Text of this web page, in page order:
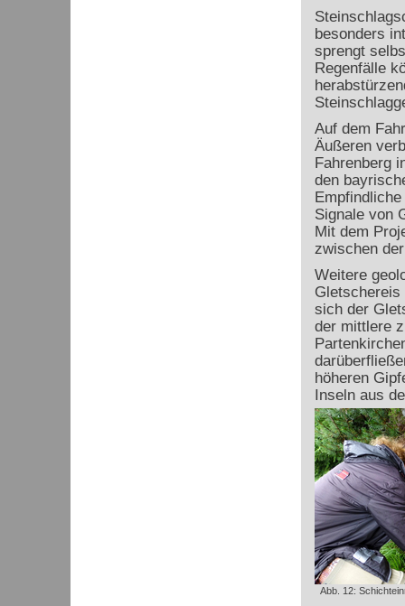
besonders
sprengt
Regenfälle
Auf dem
Äußeren
Fahrenberg
den
Signale von
Mit dem
zwischen
Weitere
sich der
der mittlere
höheren
Inseln aus
Abb. 12: